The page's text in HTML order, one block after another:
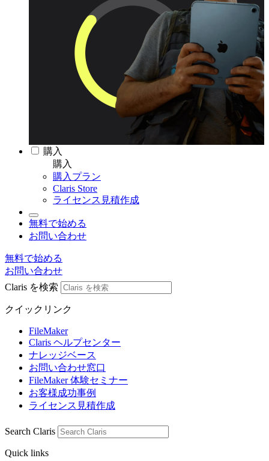
購入
購入
購入プラン
Claris Store
ライセンス見積作成
無料で始める
お問い合わせ
無料で始める
お問い合わせ
Claris を検索
クイックリンク
FileMaker
Claris ヘルプセンター
ナレッジベース
お問い合わせ窓口
FileMaker 体験セミナー
お客様成功事例
ライセンス見積作成
Search Claris
Quick links